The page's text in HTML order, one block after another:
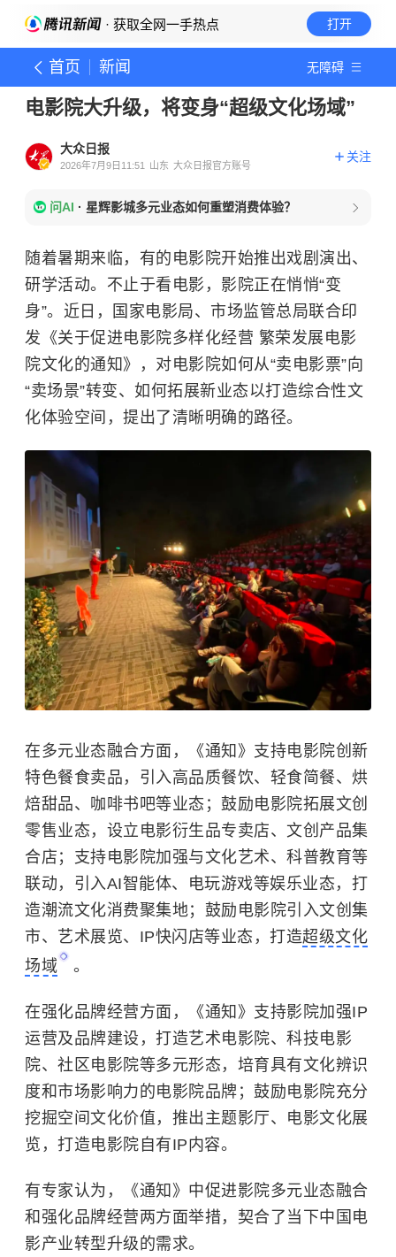
· 获取全网一手热点 打开
首页 新闻 无障碍
电影院大升级，将变身“超级文化场域”
大众日报
2026年7月9日11:51 山东 大众日报官方账号
关注
问AI · 星辉影城多元业态如何重塑消费体验？
随着暑期来临，有的电影院开始推出戏剧演出、
研学活动。不止于看电影，影院正在悄悄“变
身”。近日，国家电影局、市场监管总局联合印
发《关于促进电影院多样化经营 繁荣发展电影
院文化的通知》，对电影院如何从“卖电影票”向
“卖场景”转变、如何拓展新业态以打造综合性文
化体验空间，提出了清晰明确的路径。
在多元业态融合方面，《通知》支持电影院创新
特色餐食卖品，引入高品质餐饮、轻食简餐、烘
焙甜品、咖啡书吧等业态；鼓励电影院拓展文创
零售业态，设立电影衍生品专卖店、文创产品集
合店；支持电影院加强与文化艺术、科普教育等
联动，引入AI智能体、电玩游戏等娱乐业态，打
造潮流文化消费聚集地；鼓励电影院引入文创集
市、艺术展览、IP快闪店等业态，打造超级文化
场域
。
在强化品牌经营方面，《通知》支持影院加强IP
运营及品牌建设，打造艺术电影院、科技电影
院、社区电影院等多元形态，培育具有文化辨识
度和市场影响力的电影院品牌；鼓励电影院充分
挖掘空间文化价值，推出主题影厅、电影文化展
览，打造电影院自有IP内容。
有专家认为，《通知》中促进影院多元业态融合
和强化品牌经营两方面举措，契合了当下中国电
影产业转型升级的需求。